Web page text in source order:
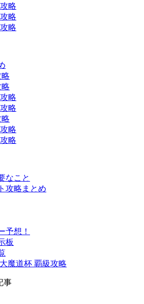
略
略
略
略
略
略
略
なこと
攻略まとめ
予想！
板
魔道杯 覇級攻略
事